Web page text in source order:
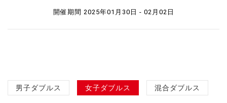
開催期間 2025年01月30日 - 02月02日
男子ダブルス 女子ダブルス 混合ダブルス